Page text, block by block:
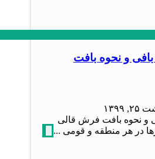
بافی و نحوه بافت
۱۳۹۹
و نحوه بافت فرش قالی
در هر منطقه و قومی ...